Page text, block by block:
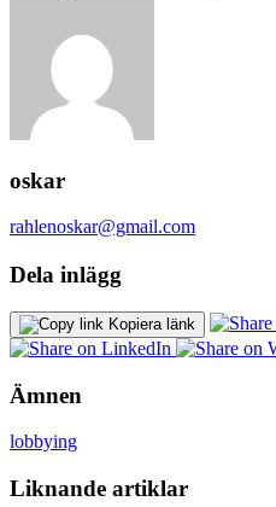
oskar
rahlenoskar@gmail.com
Dela inlägg
Kopiera länk
Ämnen
lobbying
Liknande artiklar